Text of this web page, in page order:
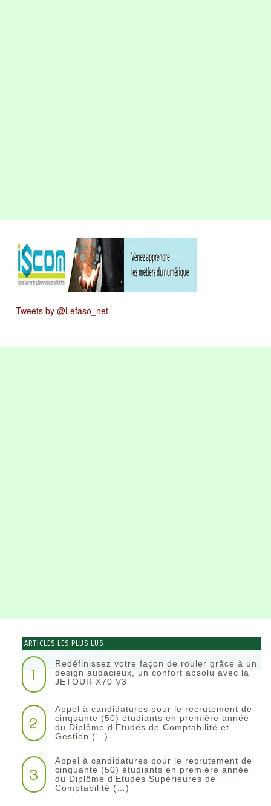
Tweets by @Lefaso_net
ARTICLES LES PLUS LUS
1
Redéfinissez votre façon de rouler grâce à un
design audacieux, un confort absolu avec la
JETOUR X70 V3
2
Appel à candidatures pour le recrutement de
cinquante (50) étudiants en première année
du Diplôme d’Etudes de Comptabilité et
Gestion (…)
3
Appel à candidatures pour le recrutement de
cinquante (50) étudiants en première année
du Diplôme d’Etudes Supérieures de
Comptabilité (…)